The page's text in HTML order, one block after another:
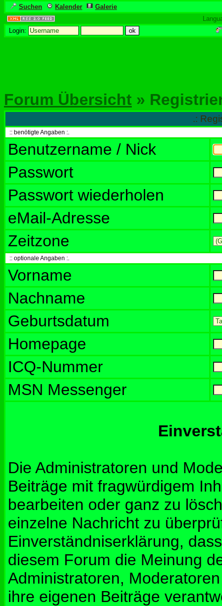
Suchen Kalender
Galerie
Login:
Forum Übersicht »
.:
:: benötigte Angaben :.
Benutzername / Nick
Passwort
Passwort wiederholen
eMail-Adresse
Zeitzone
:: optionale Angaben :.
Vorname
Nachname
Geburtsdatum
Homepage
ICQ-Nummer
MSN Messenger
Die Administratoren und
Beiträge mit fragwürdigem
bearbeiten oder ganz zu
einzelne Nachricht zu
Einverständniserklärung,
diesem Forum die Meinung
Administratoren,
ihre eigenen Beiträge